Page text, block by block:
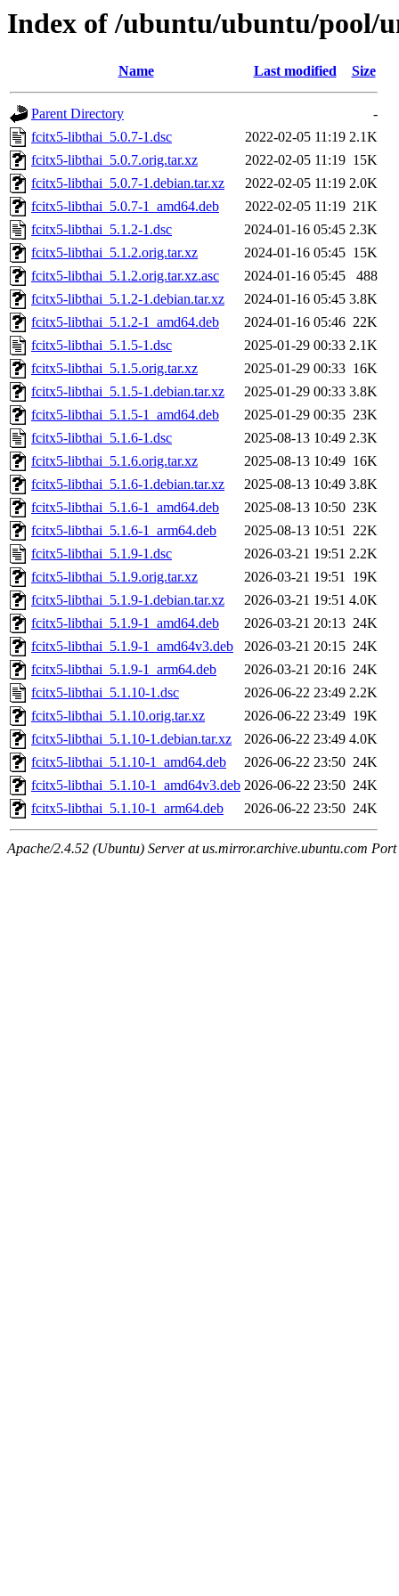
Index of /ubuntu/ubuntu/pool/
Name Last modified Size
Parent Directory
-
fcitx5-libthai_5.0.7-1.dsc
2022-02-05 11:19 2.1K
fcitx5-libthai_5.0.7.orig.tar.xz
2022-02-05 11:19 15K
fcitx5-libthai_5.0.7-1.debian.tar.xz
2022-02-05 11:19 2.0K
fcitx5-libthai_5.0.7-1_amd64.deb
2022-02-05 11:19 21K
fcitx5-libthai_5.1.2-1.dsc
2024-01-16 05:45 2.3K
fcitx5-libthai_5.1.2.orig.tar.xz
2024-01-16 05:45 15K
fcitx5-libthai_5.1.2.orig.tar.xz.asc
2024-01-16 05:45
488
fcitx5-libthai_5.1.2-1.debian.tar.xz
2024-01-16 05:45 3.8K
fcitx5-libthai_5.1.2-1_amd64.deb
2024-01-16 05:46 22K
fcitx5-libthai_5.1.5-1.dsc
2025-01-29 00:33 2.1K
fcitx5-libthai_5.1.5.orig.tar.xz
2025-01-29 00:33 16K
fcitx5-libthai_5.1.5-1.debian.tar.xz
2025-01-29 00:33 3.8K
fcitx5-libthai_5.1.5-1_amd64.deb
2025-01-29 00:35 23K
fcitx5-libthai_5.1.6-1.dsc
2025-08-13 10:49 2.3K
fcitx5-libthai_5.1.6.orig.tar.xz
2025-08-13 10:49 16K
fcitx5-libthai_5.1.6-1.debian.tar.xz
2025-08-13 10:49 3.8K
fcitx5-libthai_5.1.6-1_amd64.deb
2025-08-13 10:50 23K
fcitx5-libthai_5.1.6-1_arm64.deb
2025-08-13 10:51 22K
fcitx5-libthai_5.1.9-1.dsc
2026-03-21 19:51 2.2K
fcitx5-libthai_5.1.9.orig.tar.xz
2026-03-21 19:51 19K
fcitx5-libthai_5.1.9-1.debian.tar.xz
2026-03-21 19:51 4.0K
fcitx5-libthai_5.1.9-1_amd64.deb
2026-03-21 20:13 24K
fcitx5-libthai_5.1.9-1_amd64v3.deb
2026-03-21 20:15 24K
fcitx5-libthai_5.1.9-1_arm64.deb
2026-03-21 20:16 24K
fcitx5-libthai_5.1.10-1.dsc
2026-06-22 23:49 2.2K
fcitx5-libthai_5.1.10.orig.tar.xz
2026-06-22 23:49 19K
fcitx5-libthai_5.1.10-1.debian.tar.xz
2026-06-22 23:49 4.0K
fcitx5-libthai_5.1.10-1_amd64.deb
2026-06-22 23:50 24K
fcitx5-libthai_5.1.10-1_amd64v3.deb 2026-06-22 23:50 24K
fcitx5-libthai_5.1.10-1_arm64.deb
2026-06-22 23:50 24K
Apache/2.4.52 (Ubuntu) Server at us.mirror.archive.ubuntu.com Port